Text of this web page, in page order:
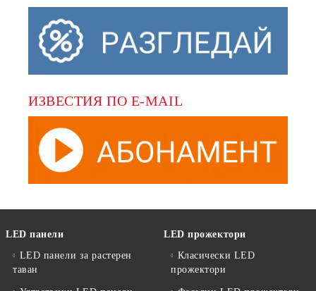
ИЗВЕСТИЯ ПО E-MAIL
LED панели
LED панели за растерен
таван
LED прожектори
Класически LED
прожектори